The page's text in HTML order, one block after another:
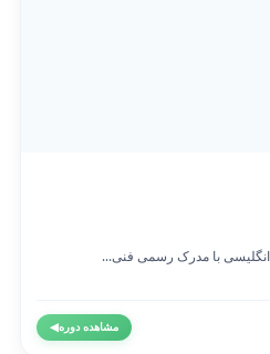
با مدرک رسمی فنی...
مشاهده دوره◀